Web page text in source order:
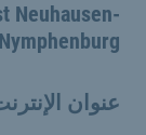
Neuhausen-
Nymphenburg
عنوان